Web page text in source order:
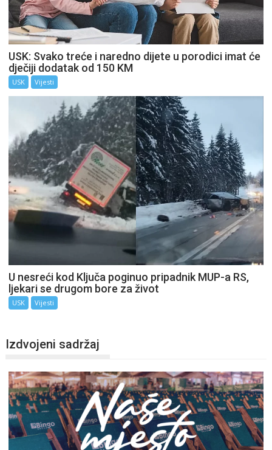
USK: Svako treće i naredno dijete u porodici imat će
dječiji dodatak od 150 KM
USK Vijesti
U nesreći kod Ključa poginuo pripadnik MUP-a RS,
ljekari se drugom bore za život
USK Vijesti
Izdvojeni sadržaj